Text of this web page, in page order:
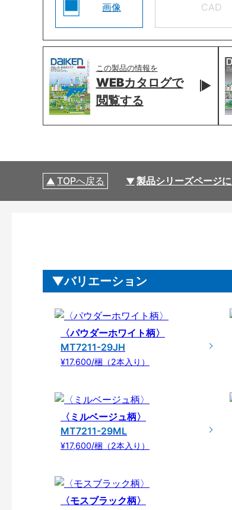
画像 CAD
この製品の情報を
WEBカタログで
閲覧する
TOPへ戻る 製品シリーズページ
バリエーション
〈パウダーホワイト柄〉
MT7211-29JH
¥17,600/梱（2本入り）
〈ミルベージュ柄〉
MT7211-29ML
¥17,600/梱（2本入り）
〈モスブラック柄〉